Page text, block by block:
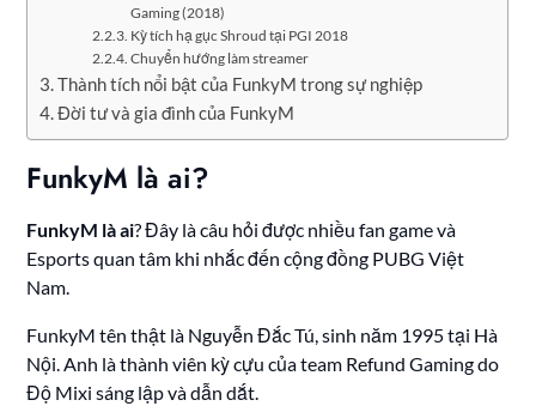
Gaming (2018)
Kỳ tích hạ gục Shroud tại PGI 2018
Chuyển hướng làm streamer
Thành tích nổi bật của FunkyM trong sự nghiệp
Đời tư và gia đình của FunkyM
FunkyM là ai?
FunkyM là ai? Đây là câu hỏi được nhiều fan game và
Esports quan tâm khi nhắc đến cộng đồng PUBG Việt
Nam.
FunkyM tên thật là Nguyễn Đắc Tú, sinh năm 1995 tại Hà
Nội. Anh là thành viên kỳ cựu của team Refund Gaming do
Độ Mixi sáng lập và dẫn dắt.